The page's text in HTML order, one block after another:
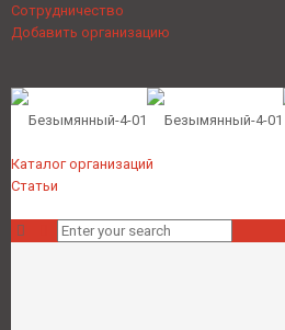
Сотрудничество
Добавить организацию
Каталог организаций
Статьи